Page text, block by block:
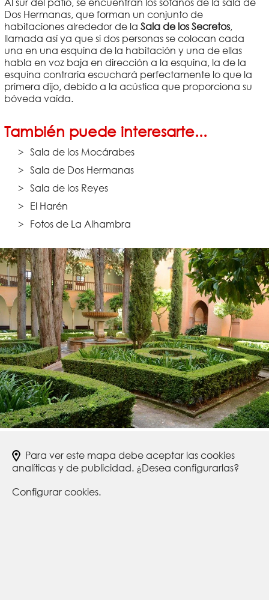
Dos Hermanas, que forman un conjunto de
habitaciones alrededor de la Sala de los Secretos,
llamada así ya que si dos personas se colocan cada
una en una esquina de la habitación y una de ellas
habla en voz baja en dirección a la esquina, la de la
esquina contraria escuchará perfectamente lo que la
primera dijo, debido a la acústica que proporciona su
bóveda vaída.
También puede interesarte...
Sala de los Mocárabes
Sala de Dos Hermanas
Sala de los Reyes
El Harén
Fotos de La Alhambra
Para ver este mapa debe aceptar las cookies
analíticas y de publicidad. ¿Desea configurarlas?
Configurar cookies.